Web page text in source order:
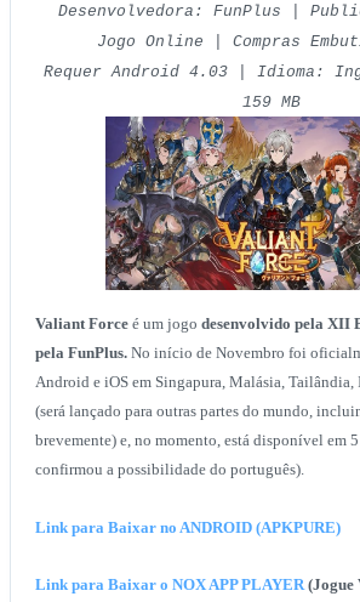
Desenvolvedora: FunPlus |
Jogo Online | Compras
Requer Android 4.03 | Idioma:
159 MB
Valiant Force é um jogo desenvolvido pela XII
pela FunPlus. No início de Novembro foi
Android e iOS em Singapura, Malásia,
(será lançado para outras partes do mundo,
brevemente) e, no momento, está disponível em
confirmou a possibilidade do português).
Link para Baixar no ANDROID (APKPURE)
Link para Baixar o NOX APP PLAYER (Jogue